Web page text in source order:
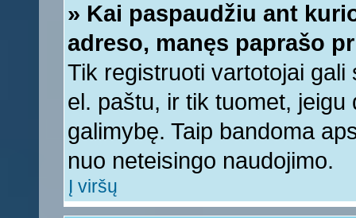
» Kai paspaudžiu ant
adreso, manęs paprašo
Tik registruoti vartotojai
el. paštu, ir tik tuomet,
galimybę. Taip bandoma
nuo neteisingo naudojimo.
Į viršų